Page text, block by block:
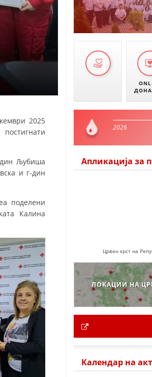
2025
дин Љубиша
и г-дин
поделени
Калина
2026
Апликација за
Црвен крст на
ЛОКАЦИИ НА
Календар на